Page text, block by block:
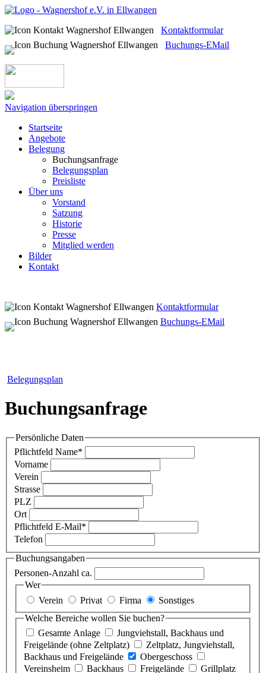
Kontaktformular
Buchungs-EMail
Navigation überspringen
Startseite
Angebote
Belegung
Buchungsanfrage
Belegungsplan
Preisliste
Über uns
Vorstand
Satzung
Historie
Presse
Mitglied werden
Bilder
Kontakt
Kontaktformular
Buchungs-EMail
Belegungsplan
Buchungsanfrage
Persönliche Daten
Pflichtfeld Name*
Vorname
Verein
Strasse
PLZ
Ort
Pflichtfeld E-Mail*
Telefon
Buchungsangaben
Personen-Anzahl ca.
Wer
Verein
Privat Firma
Sonstiges
Welche Bereiche wollen Sie buchen?
Gesamte Anlage
Jungviehstall, Backhaus und
Freigelände (ohne Zeltplatz)
Zeltplatz, Jungviehstall,
Backhaus und Freigelände
Obergeschoss
Vereinsheim
Backhaus Freigelände
Grillplatz